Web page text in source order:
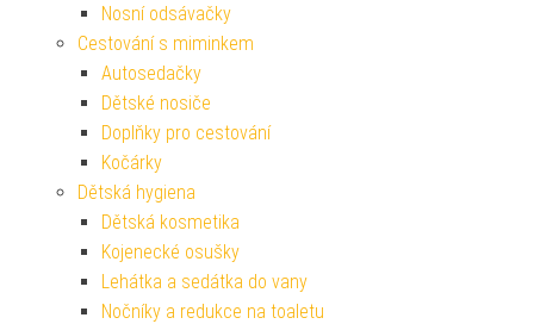
Nosní odsávačky
Cestování s miminkem
Autosedačky
Dětské nosiče
Doplňky pro cestování
Kočárky
Dětská hygiena
Dětská kosmetika
Kojenecké osušky
Lehátka a sedátka do vany
Nočníky a redukce na toaletu